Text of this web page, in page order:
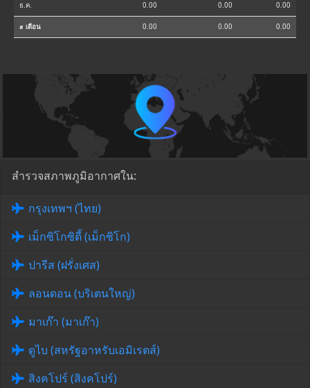
ธ.ค. 0.00 0.00 0.00
⌀ เดือน 0.00 0.00 0.00
สำรวจสภาพภูมิอากาศใน:
กรุงเทพฯ (ไทย)
เม็กซิโกซิตี้ (เม็กซิโก)
ปารีส (ฝรั่งเศส)
ลอนดอน (บริเตนใหญ่)
มาเก๊า (มาเก๊า)
ดูไบ (สหรัฐอาหรับเอมิเรตส์)
สิงคโปร์ (สิงคโปร์)